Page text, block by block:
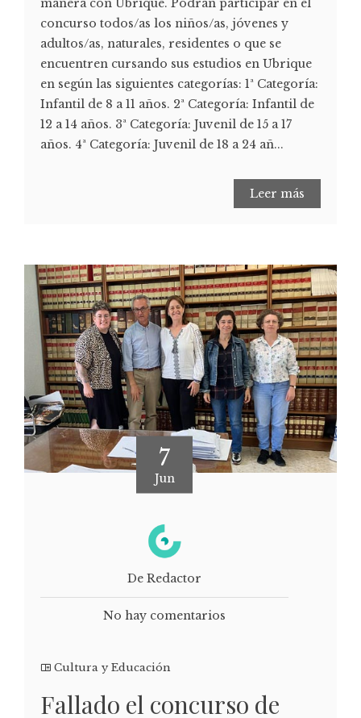
manera con Ubrique. Podrán participar en el
concurso todos/as los niños/as, jóvenes y
adultos/as, naturales, residentes o que se
encuentren cursando sus estudios en Ubrique
en según las siguientes categorías: 1ª Categoría:
Infantil de 8 a 11 años. 2ª Categoría: Infantil de
12 a 14 años. 3ª Categoría: Juvenil de 15 a 17
años. 4ª Categoría: Juvenil de 18 a 24 añ...
Leer más
7
Jun
De Redactor
No hay comentarios
Cultura y Educación
Fallado el concurso de